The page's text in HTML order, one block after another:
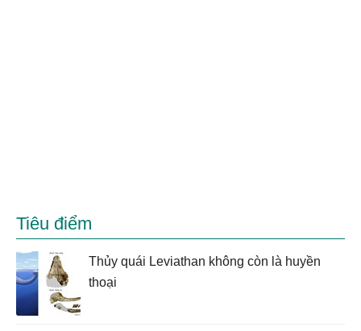
Tiêu điểm
Thủy quái Leviathan không còn là huyền
thoại